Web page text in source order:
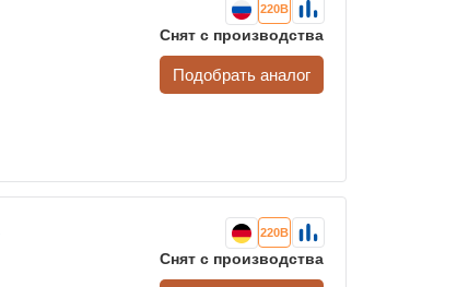
220В
Снят с производства
Подобрать аналог
220В
Снят с производства